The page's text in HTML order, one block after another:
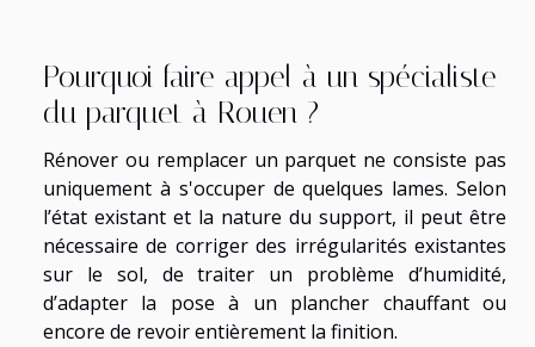
Pourquoi faire appel à un spécialiste
du parquet à Rouen ?
Rénover ou remplacer un parquet ne consiste pas
uniquement à s'occuper de quelques lames. Selon
l’état existant et la nature du support, il peut être
nécessaire de corriger des irrégularités existantes
sur le sol, de traiter un problème d’humidité,
d’adapter la pose à un plancher chauffant ou
encore de revoir entièrement la finition.